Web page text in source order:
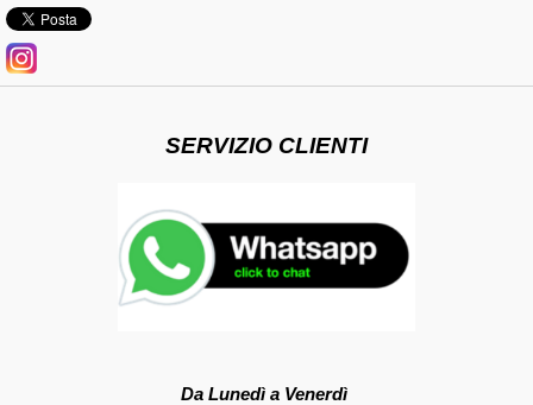
SERVIZIO CLIENTI
Da Lunedì a Venerdì